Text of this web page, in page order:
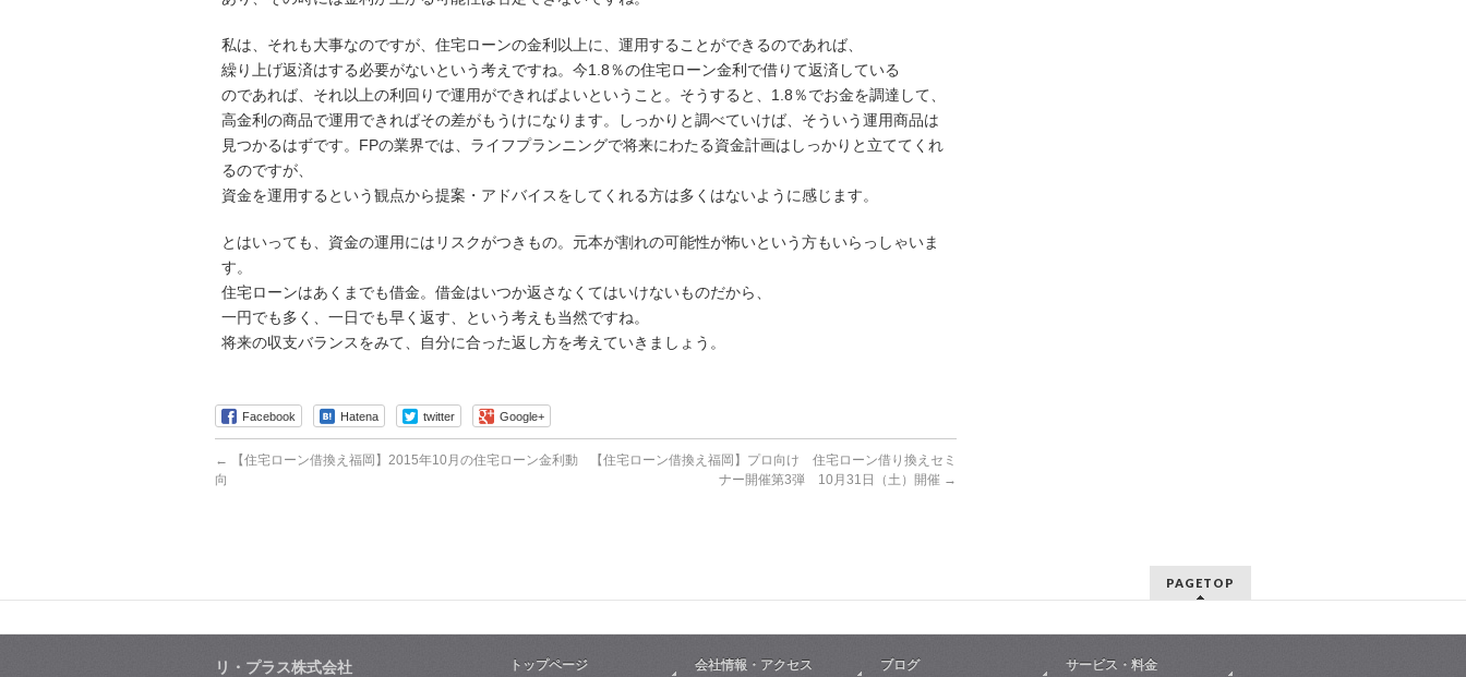
私は、それも大事なのですが、住宅ローンの金利以上に、運用することができるのであれば、
繰り上げ返済はする必要がないという考えですね。今1.8％の住宅ローン金利で借りて返済している
のであれば、それ以上の利回りで運用ができればよいということ。そうすると、1.8％でお金を調達して、
高金利の商品で運用できればその差がもうけになります。しっかりと調べていけば、そういう運用商品は
見つかるはずです。FPの業界では、ライフプランニングで将来にわたる資金計画はしっかりと立ててくれ
るのですが、
資金を運用するという観点から提案・アドバイスをしてくれる方は多くはないように感じます。
とはいっても、資金の運用にはリスクがつきもの。元本が割れの可能性が怖いという方もいらっしゃいま
す。
住宅ローンはあくまでも借金。借金はいつか返さなくてはいけないものだから、
一円でも多く、一日でも早く返す、という考えも当然ですね。
将来の収支バランスをみて、自分に合った返し方を考えていきましょう。
Facebook Hatena twitter Google+
←
【住宅ローン借換え福岡】2015年10月の住宅ローン金利動
向
【住宅ローン借換え福岡】プロ向け 住宅ローン借り換えセミ
ナー開催第3弾 10月31日（土）開催 →
PAGETOP
リ・プラス株式会社 トップページ 会社情報・アクセス ブログ サービス・料金